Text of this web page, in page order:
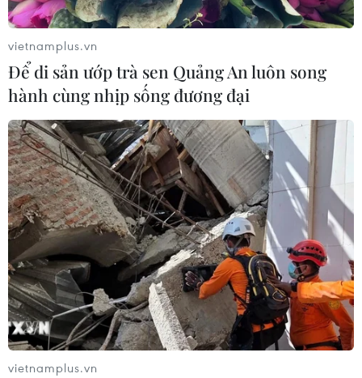
vietnamplus.vn
Để di sản ướp trà sen Quảng An luôn song
hành cùng nhịp sống đương đại
vietnamplus.vn